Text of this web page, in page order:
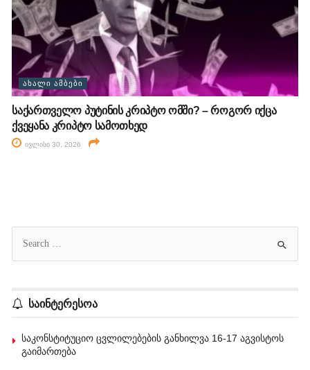
ᲐᲮᲐᲚᲘ ᲐᲛᲑᲔᲑᲘ
საქართველო პუტინის კრიპტო ომში? – როგორ იქცა
ქვეყანა კრიპტო სამოთხედ
ივლისი 30, 2026
საინტერესოა
საკონსტიტუციო ცვლილებების განხილვა 16-17 აგვისტოს
გაიმართება